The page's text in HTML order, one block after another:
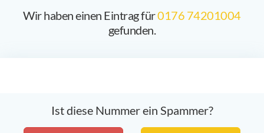
Wir haben einen Eintrag für0176 74201004
gefunden.
Ist diese Nummer ein Spammer?